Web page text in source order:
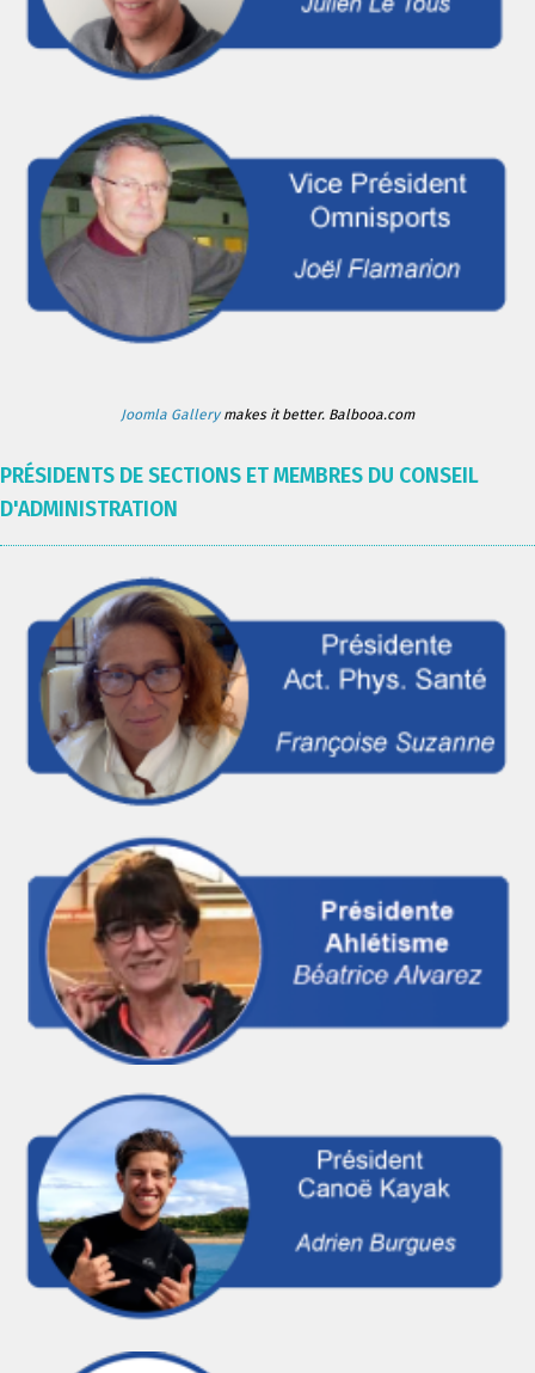
Joomla Gallerymakes it better. Balbooa.com
PRÉSIDENTS DE SECTIONS ET MEMBRES DU CONSEIL
D'ADMINISTRATION